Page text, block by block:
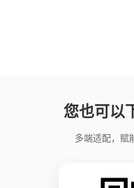
您也可以
多端适配，赋